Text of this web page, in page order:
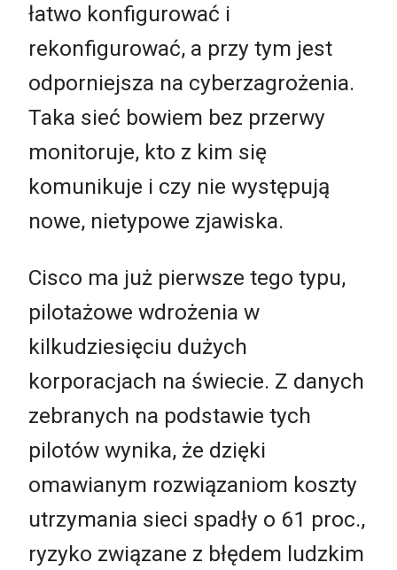
łatwo konfigurować i
rekonfigurować, a przy tym jest
odporniejsza na cyberzagrożenia.
Taka sieć bowiem bez przerwy
monitoruje, kto z kim się
komunikuje i czy nie występują
nowe, nietypowe zjawiska.
Cisco ma już pierwsze tego typu,
pilotażowe wdrożenia w
kilkudziesięciu dużych
korporacjach na świecie. Z danych
zebranych na podstawie tych
pilotów wynika, że dzięki
omawianym rozwiązaniom koszty
utrzymania sieci spadły o 61 proc.,
ryzyko związane z błędem ludzkim